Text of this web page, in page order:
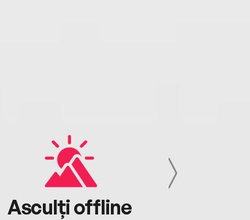
Asculți offline